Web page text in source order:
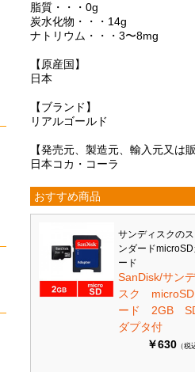
脂質・・・0g
炭水化物・・・14g
ナトリウム・・・3〜8mg
【原産国】
日本
【ブランド】
リアルゴールド
【発売元、製造元、輸入元又は
日本コカ・コーラ
おすすめ商品
サンディスクの
ンダード
ード
SanDisk/サン
スク
ード 2GB
ダプタ付
￥630 （税